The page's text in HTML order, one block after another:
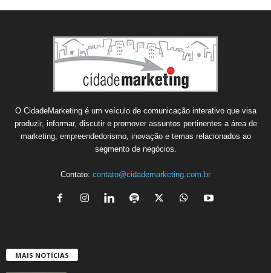
O CidadeMarketing é um veículo de comunicação interativo que visa
produzir, informar, discutir e promover assuntos pertinentes a área de
marketing, empreendedorismo, inovação e temas relacionados ao
segmento de negócios.
Contato: contato@cidademarketing.com.br
MAIS NOTÍCIAS